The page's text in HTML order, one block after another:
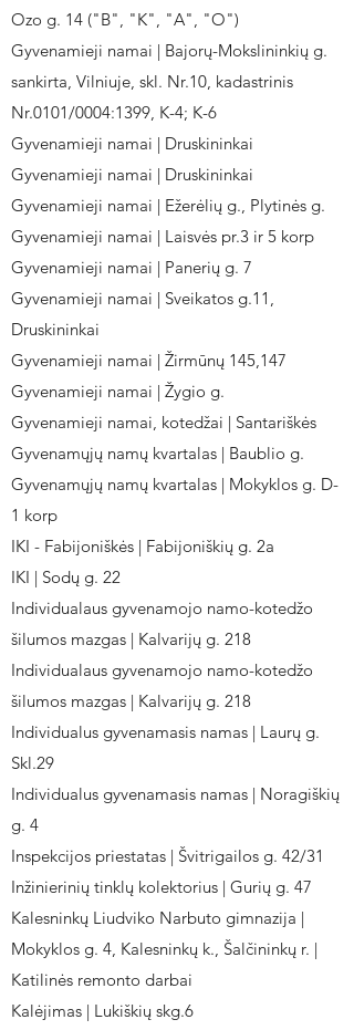
Ozo g. 14 ("B", "K", "A", "O")
Gyvenamieji namai | Bajorų-Mokslininkių g.
sankirta, Vilniuje, skl. Nr.10, kadastrinis
Nr.0101/0004:1399, K-4; K-6
Gyvenamieji namai | Druskininkai
Gyvenamieji namai | Druskininkai
Gyvenamieji namai | Ežerėlių g., Plytinės g.
Gyvenamieji namai | Laisvės pr.3 ir 5 korp
Gyvenamieji namai | Panerių g. 7
Gyvenamieji namai | Sveikatos g.11,
Druskininkai
Gyvenamieji namai | Žirmūnų 145,147
Gyvenamieji namai | Žygio g.
Gyvenamieji namai, kotedžai | Santariškės
Gyvenamųjų namų kvartalas | Baublio g.
Gyvenamųjų namų kvartalas | Mokyklos g. D-
1 korp
IKI - Fabijoniškės | Fabijoniškių g. 2a
IKI | Sodų g. 22
Individualaus gyvenamojo namo-kotedžo
šilumos mazgas | Kalvarijų g. 218
Individualaus gyvenamojo namo-kotedžo
šilumos mazgas | Kalvarijų g. 218
Individualus gyvenamasis namas | Laurų g.
Skl.29
Individualus gyvenamasis namas | Noragiškių
g. 4
Inspekcijos priestatas | Švitrigailos g. 42/31
Inžinierinių tinklų kolektorius | Gurių g. 47
Kalesninkų Liudviko Narbuto gimnazija |
Mokyklos g. 4, Kalesninkų k., Šalčininkų r. |
Katilinės remonto darbai
Kalėjimas | Lukiškių skg.6